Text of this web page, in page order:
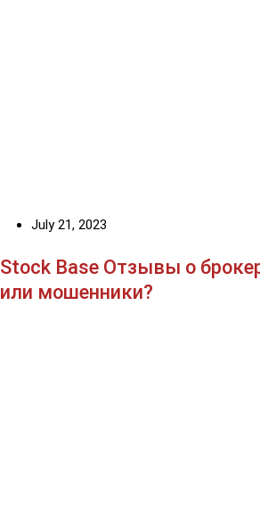
July 21, 2023
Stock Base Отзывы о
или мошенники?